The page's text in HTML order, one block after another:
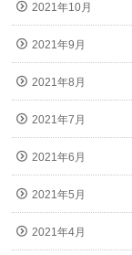
2021年10月
2021年9月
2021年8月
2021年7月
2021年6月
2021年5月
2021年4月